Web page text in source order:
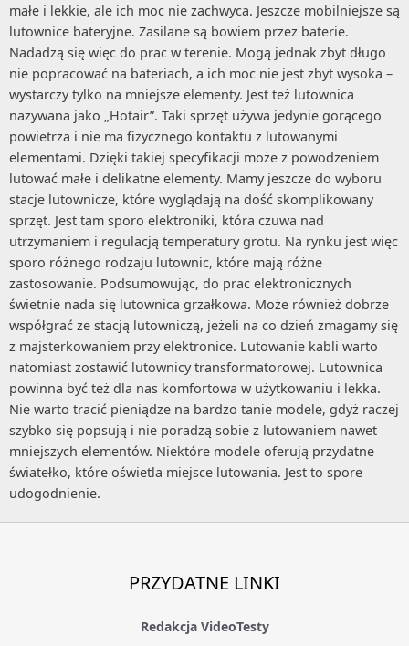
małe i lekkie, ale ich moc nie zachwyca. Jeszcze mobilniejsze są
lutownice bateryjne. Zasilane są bowiem przez baterie.
Nadadzą się więc do prac w terenie. Mogą jednak zbyt długo
nie popracować na bateriach, a ich moc nie jest zbyt wysoka –
wystarczy tylko na mniejsze elementy. Jest też lutownica
nazywana jako „Hotair”. Taki sprzęt używa jedynie gorącego
powietrza i nie ma fizycznego kontaktu z lutowanymi
elementami. Dzięki takiej specyfikacji może z powodzeniem
lutować małe i delikatne elementy. Mamy jeszcze do wyboru
stacje lutownicze, które wyglądają na dość skomplikowany
sprzęt. Jest tam sporo elektroniki, która czuwa nad
utrzymaniem i regulacją temperatury grotu. Na rynku jest więc
sporo różnego rodzaju lutownic, które mają różne
zastosowanie. Podsumowując, do prac elektronicznych
świetnie nada się lutownica grzałkowa. Może również dobrze
współgrać ze stacją lutowniczą, jeżeli na co dzień zmagamy się
z majsterkowaniem przy elektronice. Lutowanie kabli warto
natomiast zostawić lutownicy transformatorowej. Lutownica
powinna być też dla nas komfortowa w użytkowaniu i lekka.
Nie warto tracić pieniądze na bardzo tanie modele, gdyż raczej
szybko się popsują i nie poradzą sobie z lutowaniem nawet
mniejszych elementów. Niektóre modele oferują przydatne
światełko, które oświetla miejsce lutowania. Jest to spore
udogodnienie.
PRZYDATNE LINKI
Redakcja VideoTesty